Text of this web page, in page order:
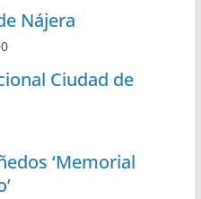
Nájera
Ciudad de
‘Memorial